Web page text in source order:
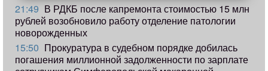
21:49 В РДКБ после капремонта стоимостью 15 млн
рублей возобновило работу отделение патологии
новорожденных
15:50 Прокуратура в судебном порядке добилась
погашения миллионной задолженности по зарплате